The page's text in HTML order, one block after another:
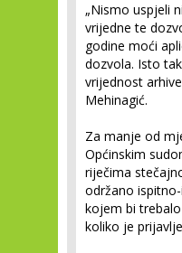
„Nismo uspjeli
vrijedne te
godine moći
dozvola. Isto
vrijednost
Mehinagić.
Za manje od
Općinskim
riječima
održano
kojem bi
koliko je